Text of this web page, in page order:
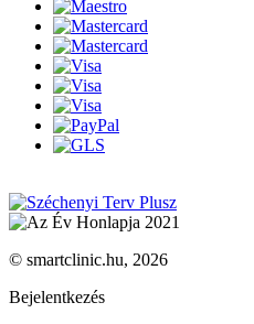
© smartclinic.hu, 2026
Bejelentkezés